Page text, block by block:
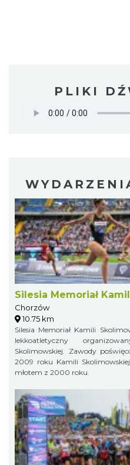
PLIKI
Silesia Memoriał
Chorzów
10.75 km
Silesia Memoriał Kamili
lekkoatletyczny
Skolimowskiej. Zawody
2009 roku Kamili
młotem z 2000 roku.